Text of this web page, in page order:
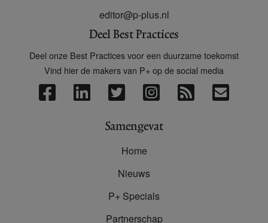
editor@p-plus.nl
Deel Best Practices
Deel onze Best Practices voor een duurzame toekomst
Vind hier de makers van P+ op de social media
Samengevat
Home
Nieuws
P+ Specials
Partnerschap